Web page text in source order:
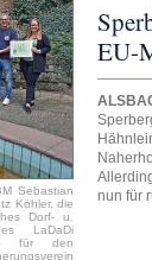
Sebastian
Köhler, die
Dorf- u.
LaDaDi
für den
EU-
nun für